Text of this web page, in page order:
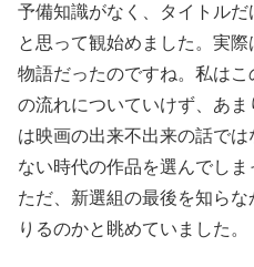
予備知識がなく、タイトル
と思って観始めました。実
物語だったのですね。私は
の流れについていけず、あ
は映画の出来不出来の話で
ない時代の作品を選んでしま
ただ、新選組の最後を知ら
りるのかと眺めていました。